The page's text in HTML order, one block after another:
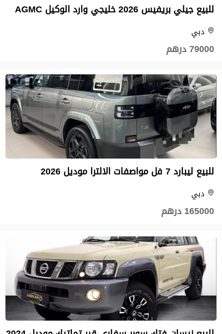
للبيع جيلي بريفيس 2026 خليجي وارد الوكيل AGMC
دبي
79000 درهم
للبيع ليبارد 7 فل مواصفات الالترا موديل 2026
دبي
165000 درهم